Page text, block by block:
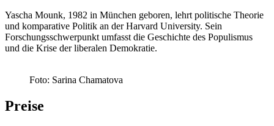
Yascha Mounk, 1982 in München geboren, lehrt politische Theorie
und komparative Politik an der Harvard University. Sein
Forschungsschwerpunkt umfasst die Geschichte des Populismus
und die Krise der liberalen Demokratie.
Foto: Sarina Chamatova
Preise